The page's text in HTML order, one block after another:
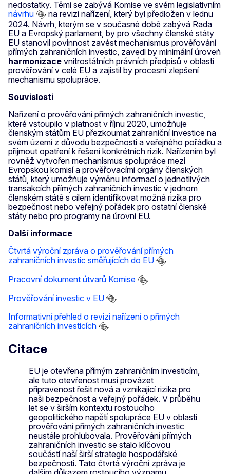
nedostatky. Těmi se zabývá Komise ve svém legislativním
návrhu
na revizi nařízení, který byl předložen v lednu
2024. Návrh, kterým se v současné době zabývá Rada
EU a Evropský parlament, by pro všechny členské státy
EU stanovil povinnost zavést mechanismus prověřování
přímých zahraničních investic, zavedl by minimální úroveň
harmonizace vnitrostátních právních předpisů v oblasti
prověřování v celé EU a zajistil by procesní zlepšení
mechanismu spolupráce.
Souvislosti
Nařízení o prověřování přímých zahraničních investic,
které vstoupilo v platnost v říjnu 2020, umožňuje
členským státům EU přezkoumat zahraniční investice na
svém území z důvodu bezpečnosti a veřejného pořádku a
přijmout opatření k řešení konkrétních rizik. Nařízením byl
rovněž vytvořen mechanismus spolupráce mezi
Evropskou komisí a prověřovacími orgány členských
států, který umožňuje výměnu informací o jednotlivých
transakcích přímých zahraničních investic v jednom
členském státě s cílem identifikovat možná rizika pro
bezpečnost nebo veřejný pořádek pro ostatní členské
státy nebo pro programy na úrovni EU.
Další informace
Čtvrtá výroční zpráva o prověřování přímých
zahraničních investic směřujících do EU
Pracovní dokument útvarů Komise
Prověřování investic v EU
Informativní přehled o revizi nařízení o přímých
zahraničních investicích
Citace
EU je otevřena přímým zahraničním investicím,
ale tuto otevřenost musí provázet
připravenost řešit nová a vznikající rizika pro
naši bezpečnost a veřejný pořádek. V průběhu
let se v širším kontextu rostoucího
geopolitického napětí spolupráce EU v oblasti
prověřování přímých zahraničních investic
neustále prohlubovala. Prověřování přímých
zahraničních investic se stalo klíčovou
součástí naší širší strategie hospodářské
bezpečnosti. Tato čtvrtá výroční zpráva je